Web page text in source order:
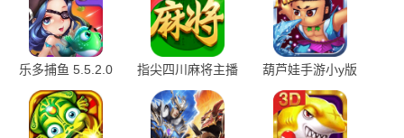
乐多捕鱼 5.5.2.0
安卓版
指尖四川麻将主播
版 7.10.604 官方
版
葫芦娃手游小y版
4.10.50 最新版